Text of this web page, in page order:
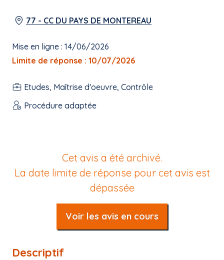
77 - CC DU PAYS DE MONTEREAU
Mise en ligne : 14/06/2026
Limite de réponse : 10/07/2026
Etudes, Maîtrise d'oeuvre, Contrôle
Procédure adaptée
Cet avis a été archivé.
La date limite de réponse pour cet avis est
dépassée
Voir les avis en cours
Descriptif